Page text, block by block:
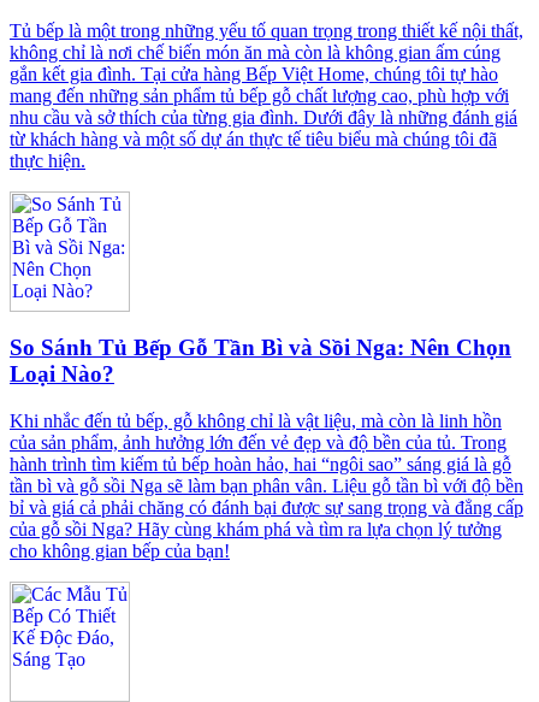
Tủ bếp là một trong những yếu tố quan trọng trong thiết kế nội thất,
không chỉ là nơi chế biến món ăn mà còn là không gian ấm cúng
gắn kết gia đình. Tại cửa hàng Bếp Việt Home, chúng tôi tự hào
mang đến những sản phẩm tủ bếp gỗ chất lượng cao, phù hợp với
nhu cầu và sở thích của từng gia đình. Dưới đây là những đánh giá
từ khách hàng và một số dự án thực tế tiêu biểu mà chúng tôi đã
thực hiện.
So Sánh Tủ Bếp Gỗ Tần Bì và Sồi Nga: Nên Chọn
Loại Nào?
Khi nhắc đến tủ bếp, gỗ không chỉ là vật liệu, mà còn là linh hồn
của sản phẩm, ảnh hưởng lớn đến vẻ đẹp và độ bền của tủ. Trong
hành trình tìm kiếm tủ bếp hoàn hảo, hai “ngôi sao” sáng giá là gỗ
tần bì và gỗ sồi Nga sẽ làm bạn phân vân. Liệu gỗ tần bì với độ bền
bỉ và giá cả phải chăng có đánh bại được sự sang trọng và đẳng cấp
của gỗ sồi Nga? Hãy cùng khám phá và tìm ra lựa chọn lý tưởng
cho không gian bếp của bạn!